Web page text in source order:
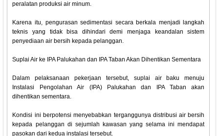
peralatan produksi air minum.
Karena itu, pengurasan sedimentasi secara berkala menjadi langkah
teknis yang tidak bisa dihindari demi menjaga keandalan sistem
penyediaan air bersih kepada pelanggan.
Suplai Air ke IPA Palukahan dan IPA Taban Akan Dihentikan Sementara
Dalam pelaksanaan pekerjaan tersebut, suplai air baku menuju
Instalasi Pengolahan Air (IPA) Palukahan dan IPA Taban akan
dihentikan sementara.
Kondisi ini berpotensi menyebabkan terganggunya distribusi air bersih
kepada pelanggan di sejumlah kawasan yang selama ini mendapat
pasokan dari kedua instalasi tersebut.